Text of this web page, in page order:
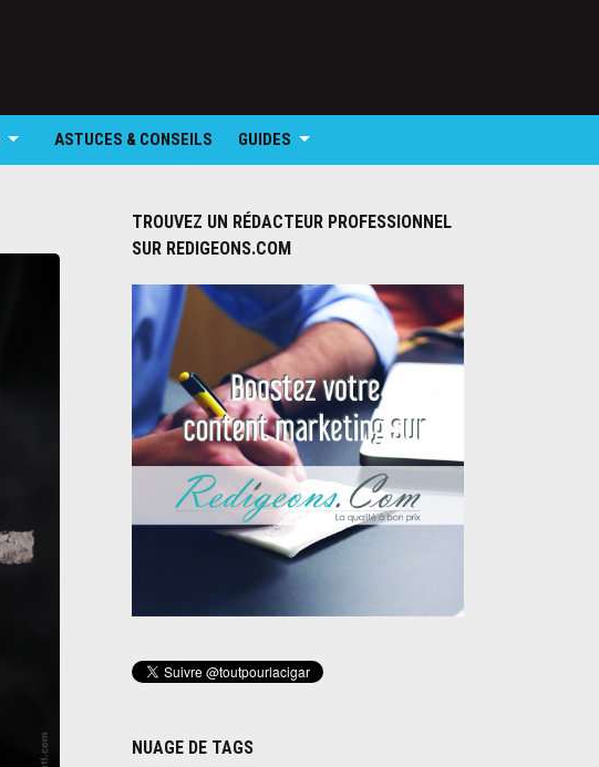
ASTUCES & CONSEILS GUIDES
TROUVEZ UN RÉDACTEUR PROFESSIONNEL
SUR REDIGEONS.COM
NUAGE DE TAGS